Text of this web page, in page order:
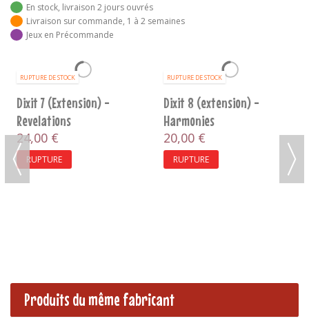
En stock, livraison 2 jours ouvrés
Livraison sur commande, 1 à 2 semaines
Jeux en Précommande
RUPTURE DE STOCK
Dixit 7 (Extension) -
Revelations
24,00 €
RUPTURE
RUPTURE DE STOCK
Dixit 8 (extension) -
Harmonies
20,00 €
RUPTURE
Produits du même fabricant